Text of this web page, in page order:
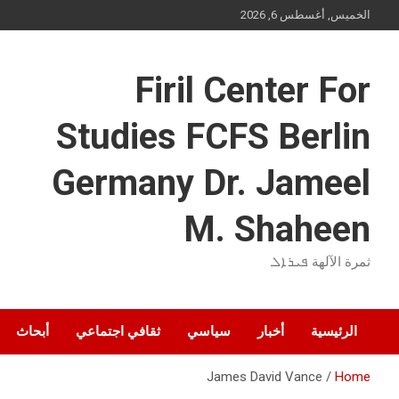
to
الخميس, أغسطس 6, 2026
Firil Center For
Studies FCFS Berlin
Germany Dr. Jameel
M. Shaheen
ثمرة الآلهة ܦܝܪܐܠ
الرئيسية أخبار سياسي ثقافي اجتماعي أبحاث
Home
James David Vance